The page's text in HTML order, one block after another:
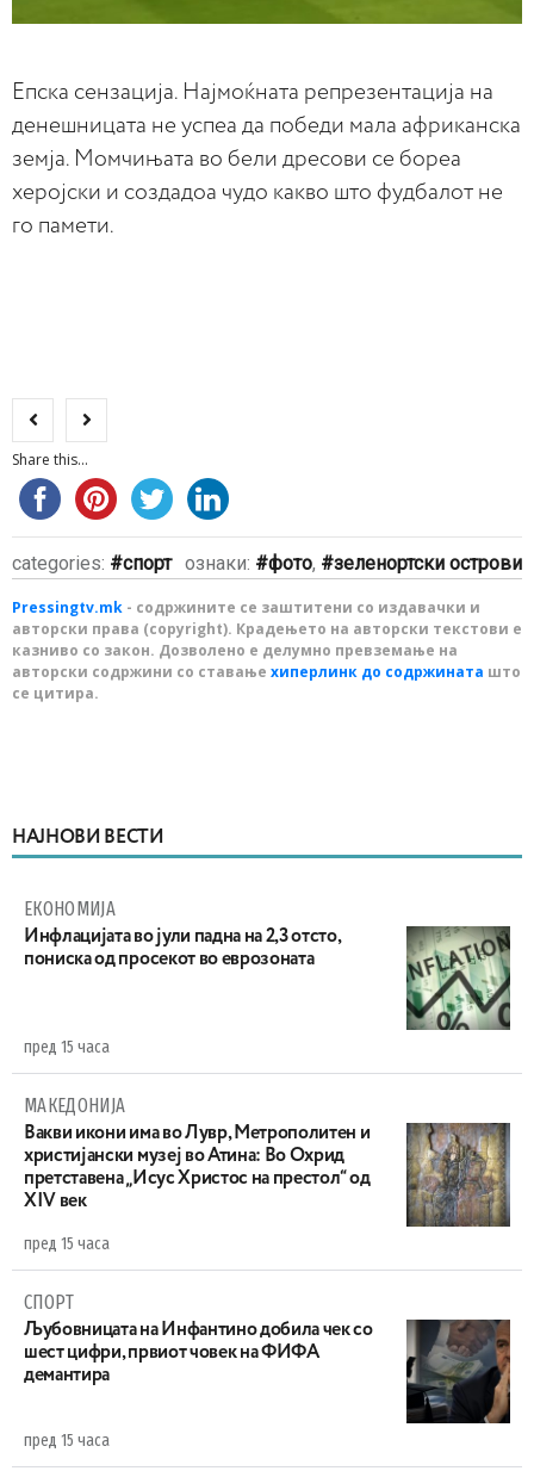
Епска сензација. Најмоќната репрезентација на
денешницата не успеа да победи мала африканска
земја. Момчињата во бели дресови се бореа
херојски и создадоа чудо какво што фудбалот не
го памети.
Share this...
categories: спорт ознаки: фото, зеленортски острови
Pressingtv.mk - содржините се заштитени со издавачки и
авторски права (copyright). Крадењето на авторски текстови е
казниво со закон. Дозволено е делумно превземање на
авторски содржини со ставање хиперлинк до содржината што
се цитира.
НАЈНОВИ ВЕСТИ
ЕКОНОМИЈА
Инфлацијата во јули падна на 2,3 отсто,
пониска од просекот во еврозоната
пред 15 часа
МАКЕДОНИЈА
Вакви икони има во Лувр, Метрополитен и
христијански музеј во Атина: Во Охрид
претставена „Исус Христос на престол“ од
XIV век
пред 15 часа
СПОРТ
Љубовницата на Инфантино добила чек со
шест цифри, првиот човек на ФИФА
демантира
пред 15 часа